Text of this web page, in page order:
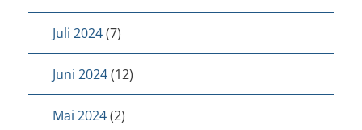
Juli 2024(7)
Juni 2024(12)
Mai 2024(2)